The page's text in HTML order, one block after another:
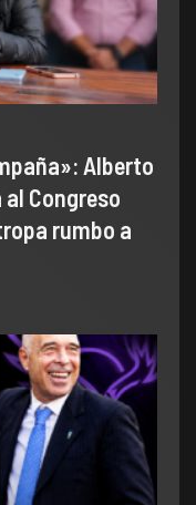
Alberto
Congreso
rumbo a